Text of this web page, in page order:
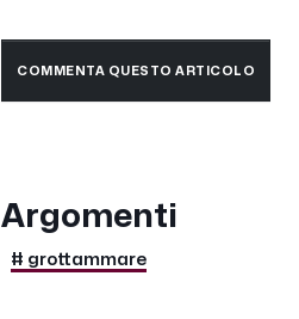
COMMENTA QUESTO ARTICOLO
Argomenti
# grottammare